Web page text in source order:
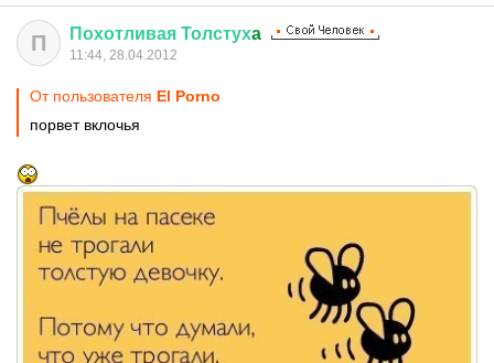
П Похотливая Толстухa
11:44, 28.04.2012
От пользователя El Porno
порвет вклочья